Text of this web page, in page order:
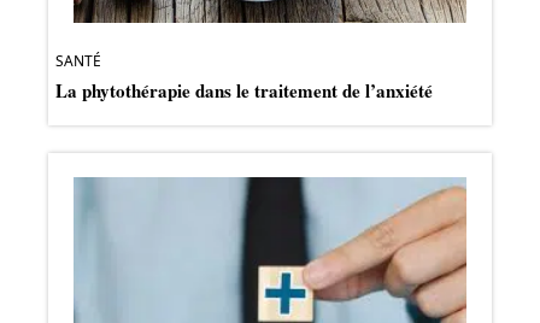
SANTÉ
La phytothérapie dans le traitement de l’anxiété